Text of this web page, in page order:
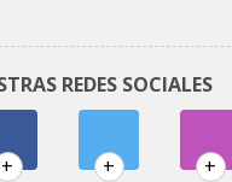
REDES SOCIALES
+ + +